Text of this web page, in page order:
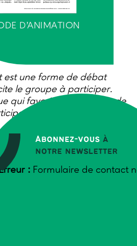
Abonnez-vous à
notre newsletter
: Formulaire de contact
D'ANIMATION
est une forme de débat
le groupe à participer.
qui favorise l’expression de
par l’argumentation.